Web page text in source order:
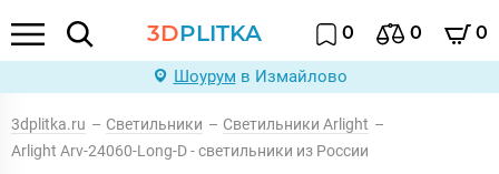
3DPLITKA 0 0 0
Шоурум в Измайлово
3dplitka.ru – Светильники – Светильники Arlight –
Arlight Arv-24060-Long-D - светильники из России